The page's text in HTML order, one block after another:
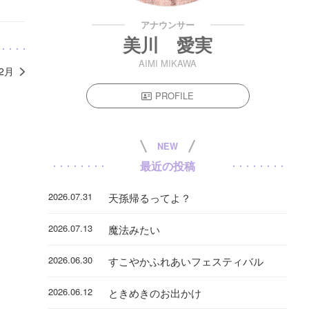
月
アナウンサー
美川 愛実
AIMI MIKAWA
PROFILE
NEW
最近の投稿
2026.07.31 天孫帰るってよ？
2026.07.13 魔法みたい
2026.06.30 すこやかふれあいフェスティバル
2026.06.12 ときめきのお出かけ